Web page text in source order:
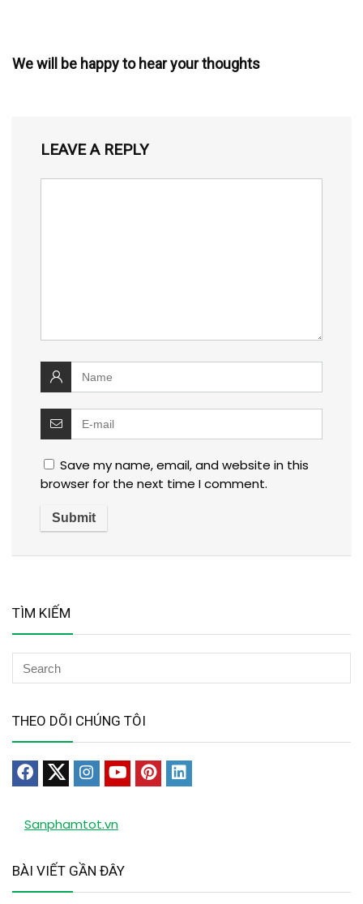
We will be happy to hear your thoughts
LEAVE A REPLY
Save my name, email, and website in this
browser for the next time I comment.
TÌM KIẾM
THEO DÕI CHÚNG TÔI
Sanphamtot.vn
BÀI VIẾT GẦN ĐÂY